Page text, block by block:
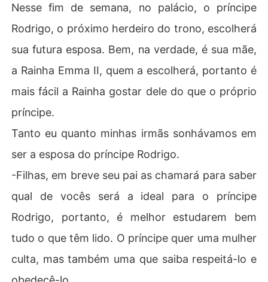
Nesse fim de semana, no palácio, o príncipe
Rodrigo, o próximo herdeiro do trono, escolherá
sua futura esposa. Bem, na verdade, é sua mãe,
a Rainha Emma II, quem a escolherá, portanto é
mais fácil a Rainha gostar dele do que o próprio
príncipe.
Tanto eu quanto minhas irmãs sonhávamos em
ser a esposa do príncipe Rodrigo.
-Filhas, em breve seu pai as chamará para saber
qual de vocês será a ideal para o príncipe
Rodrigo, portanto, é melhor estudarem bem
tudo o que têm lido. O príncipe quer uma mulher
culta, mas também uma que saiba respeitá-lo e